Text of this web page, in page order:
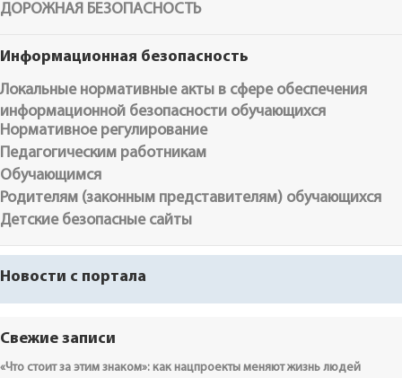
ДОРОЖНАЯ БЕЗОПАСНОСТЬ
Информационная безопасность
Локальные нормативные акты в сфере обеспечения
информационной безопасности обучающихся
Нормативное регулирование
Педагогическим работникам
Обучающимся
Родителям (законным представителям) обучающихся
Детские безопасные сайты
Новости с портала
Свежие записи
«Что стоит за этим знаком»: как нацпроекты меняют жизнь людей